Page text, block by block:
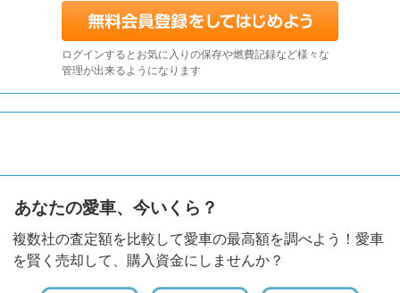
ログインするとお気に入りの保存や燃費記録など様々な
管理が出来るようになります
あなたの愛車、今いくら？
複数社の査定額を比較して愛車の最高額を調べよう！愛車
を賢く売却して、購入資金にしませんか？